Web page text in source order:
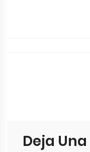
Deja